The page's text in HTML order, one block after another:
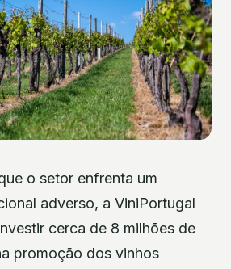
o setor enfrenta um
adverso, a ViniPortugal
cerca de 8 milhões de
promoção dos vinhos